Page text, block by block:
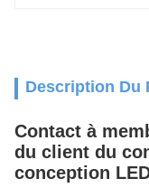
Description Du
Contact à
du client du
conception